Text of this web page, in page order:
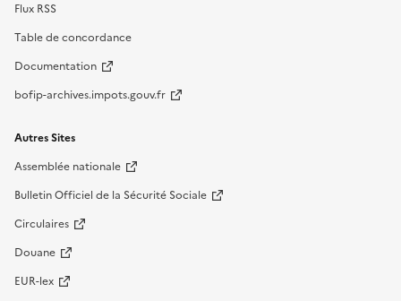
Flux RSS
Table de concordance
Documentation
bofip-archives.impots.gouv.fr
Autres Sites
Assemblée nationale
Bulletin Officiel de la Sécurité Sociale
Circulaires
Douane
EUR-lex